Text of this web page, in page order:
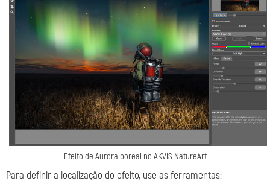
Efeito de Aurora boreal no AKVIS NatureArt
Para definir a localização do efeito, use as ferramentas: